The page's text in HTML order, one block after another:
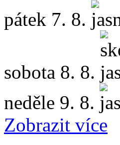
pátek 7. 8.
sobota 8. 8.
neděle 9. 8.
Zobrazit více